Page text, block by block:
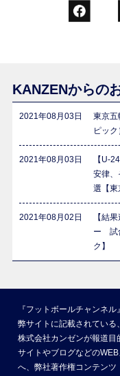
KANZENからの
2021年08月03日
東京
ピック
2021年08月03日
【U-
安律
選【東
2021年08月02日
【結
ー 試
ク】
『フットボールチャンネ
弊サイトに記載されている
株式会社カンゼンが報道
サイトやブログなどの
へ、弊社著作権コンテンツ